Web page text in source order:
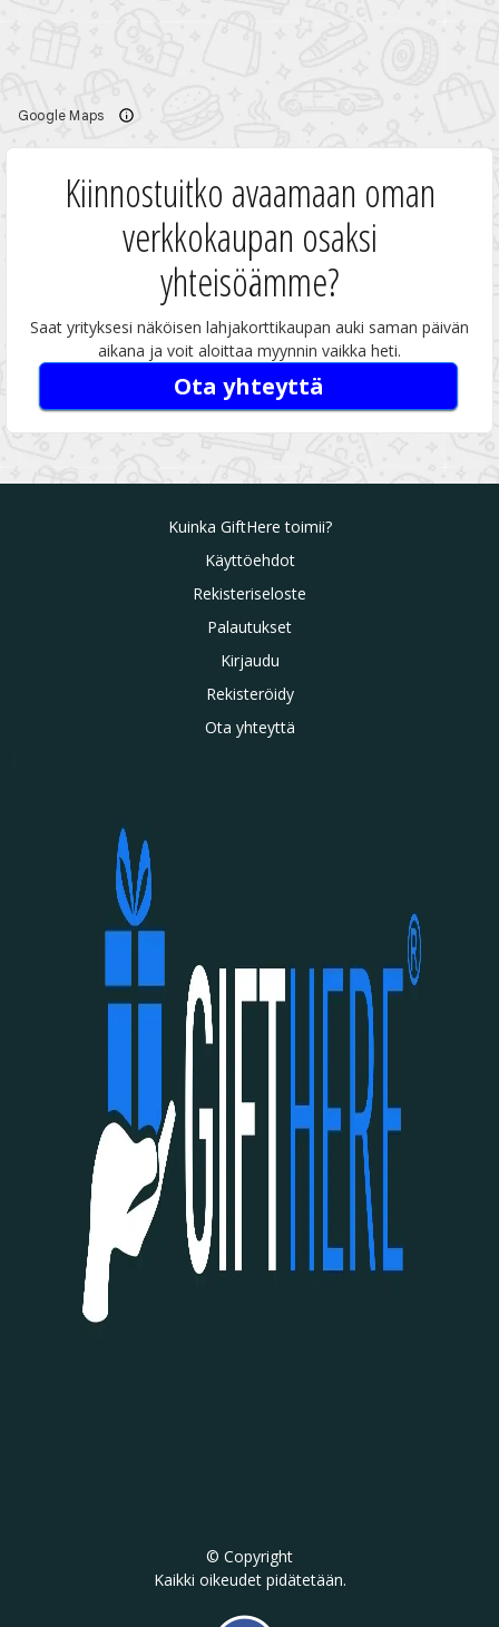
Kiinnostuitko avaamaan oman
verkkokaupan osaksi
yhteisöämme?
Saat yrityksesi näköisen lahjakorttikaupan auki saman päivän
aikana ja voit aloittaa myynnin vaikka heti.
Ota yhteyttä
Kuinka GiftHere toimii?
Käyttöehdot
Rekisteriseloste
Palautukset
Kirjaudu
Rekisteröidy
Ota yhteyttä
© Copyright
Kaikki oikeudet pidätetään.